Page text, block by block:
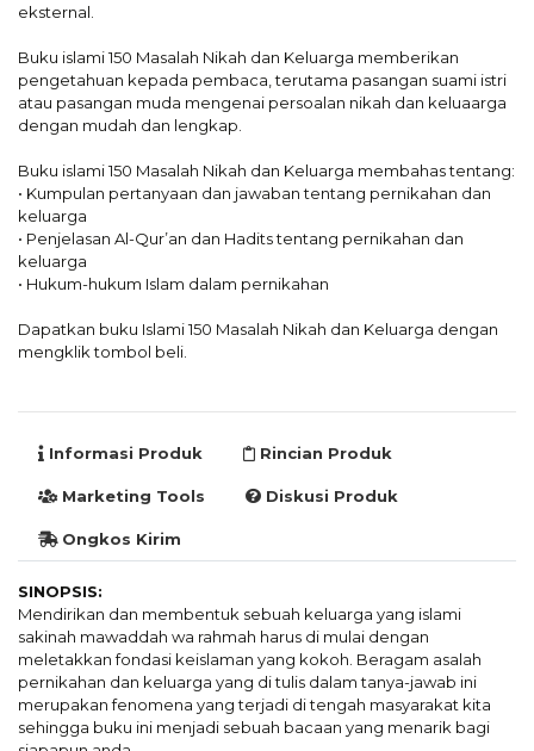
eksternal.
Buku islami 150 Masalah Nikah dan Keluarga memberikan
pengetahuan kepada pembaca, terutama pasangan suami istri
atau pasangan muda mengenai persoalan nikah dan keluaarga
dengan mudah dan lengkap.
Buku islami 150 Masalah Nikah dan Keluarga membahas tentang:
• Kumpulan pertanyaan dan jawaban tentang pernikahan dan
keluarga
• Penjelasan Al-Qur’an dan Hadits tentang pernikahan dan
keluarga
• Hukum-hukum Islam dalam pernikahan
Dapatkan buku Islami 150 Masalah Nikah dan Keluarga dengan
mengklik tombol beli.
Informasi Produk Rincian Produk
Marketing Tools Diskusi Produk
Ongkos Kirim
SINOPSIS:
Mendirikan dan membentuk sebuah keluarga yang islami
sakinah mawaddah wa rahmah harus di mulai dengan
meletakkan fondasi keislaman yang kokoh. Beragam asalah
pernikahan dan keluarga yang di tulis dalam tanya-jawab ini
merupakan fenomena yang terjadi di tengah masyarakat kita
sehingga buku ini menjadi sebuah bacaan yang menarik bagi